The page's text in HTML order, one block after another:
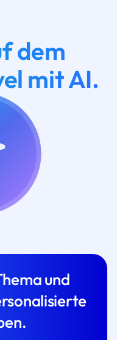
dem
mit AI.
und